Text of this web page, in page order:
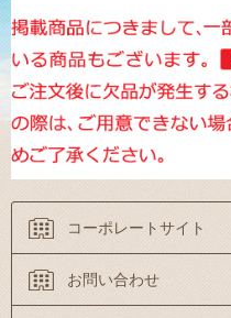
コーポレートサイト
お問い合わせ